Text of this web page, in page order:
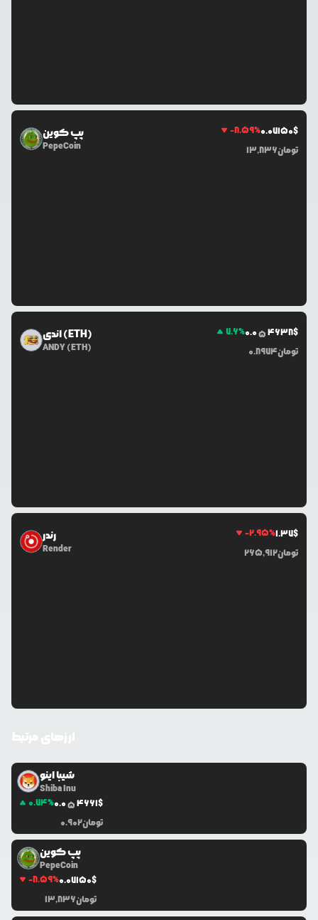
پپ کوین
PepeCoin
-8.59%0.07150$
13,836تومان
اندی (ETH)
ANDY (ETH)
7.6%0.054638$
0.8974تومان
رندر
Render
-2.95%1.37$
265,912تومان
شیبا اینو
Shiba Inu
0.74%0.054661$
0.902تومان
پپ کوین
PepeCoin
-8.59%0.07150$
13,836تومان